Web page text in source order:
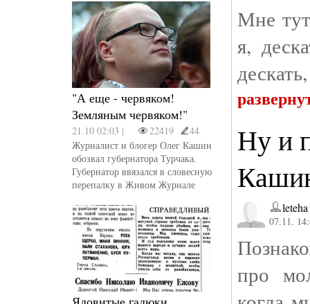
"А еще - червяком!
Земляным червяком!"
21.10 02:03 | 22419
44
Журналист и блогер Олег Кашин
обозвал губернатора Турчака.
Губернатор ввязался в словесную
перепалку в Живом Журнале
Мне
я,
Ну и
leteha
07.11.
про